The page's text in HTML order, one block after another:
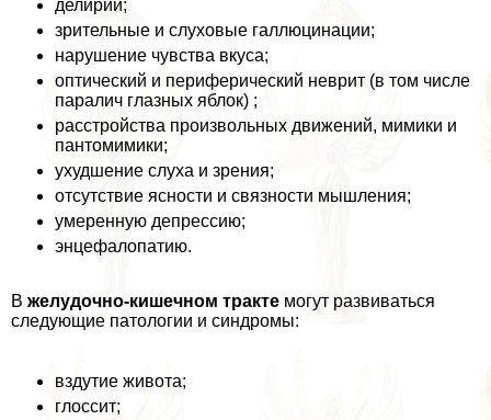
делирий;
зрительные и слуховые галлюцинации;
нарушение чувства вкуса;
оптический и периферический неврит (в том числе
паралич глазных яблок) ;
расстройства произвольных движений, мимики и
пантомимики;
ухудшение слуха и зрения;
отсутствие ясности и связности мышления;
умеренную депрессию;
энцефалопатию.
В желудочно-кишечном тpaкте могут развиваться
следующие патологии и синдромы:
вздутие живота;
глоссит;